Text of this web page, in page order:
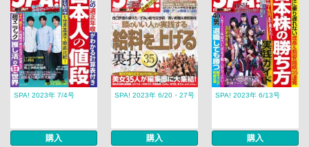
SPA! 2023年 7/4号
購入
SPA! 2023年 6/20・27号
購入
SPA! 2023年 6/13号
購入